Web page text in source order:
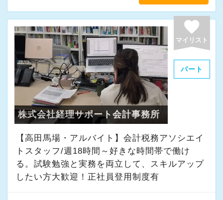
まずは簡単な入力業務から少しずつ仕事に慣れ
てもらい、できることを増やしながら徐々に担
当をお任せしていきます。
私たちが未経験者に求めるのは、謙虚さと素直
さです。
常に学ぶ姿勢を忘れず、謙虚に仕事に取り組ん
でくださる方を求めます。
わからないことがあれば、誰でも最初は初心者
なので、遠慮なく何でも聞いてください。
【こんな方を求めています】
favorite
マイリスト
パート
株式会社経理サポート会計事務所
【高田馬場・アルバイト】会計税務アソシエイ
トスタッフ/週18時間～好きな時間帯で働け
る。試験勉強と実務を両立して、スキルアップ
したい方大歓迎！正社員登用制度有